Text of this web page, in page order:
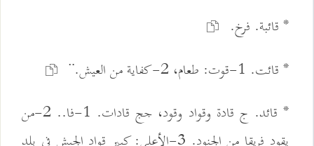
* قائبة. فرخ.
* قائت. 1-قوت: طعام، 2-كفاية من العيش.¨
* قائد. ج قادة وقواد وقود، جج قادات. 1-فا.. 2-من